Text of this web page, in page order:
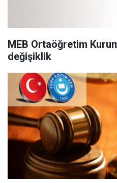
MEB Ortaöğretim
değişiklik